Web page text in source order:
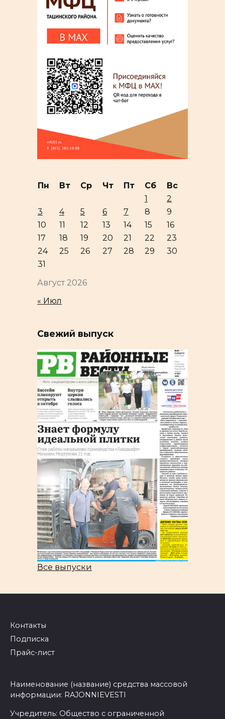
Август 2026
Пн Вт Ср Чт Пт Сб
Вс
1
2
3
4 5 6 7 8
9
10
11 12 13 14 15
16
17
18 19 20 21 22
23
24
25 26 27 28 29
30
31
« Июл
Свежий выпуск
Все выпуски
Контакты
Подписка
Прайс-лист
Наименование (название) средства массовой
информации: RAJONNIEVESTI
Учредитель: Общество с ограниченной